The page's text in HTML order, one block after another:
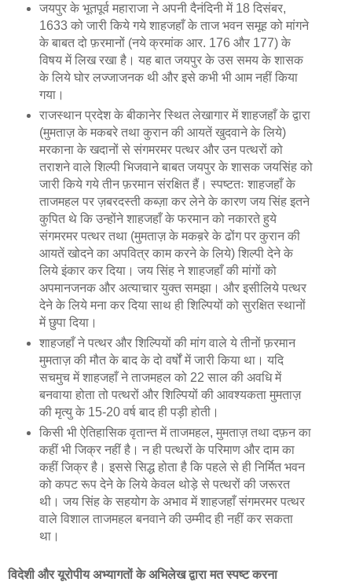
जयपुर के भूतपूर्व महाराजा ने अपनी दैनंदिनी में 18 दिसंबर,
1633 को जारी किये गये शाहजहाँ के ताज भवन समूह को मांगने
के बाबत दो फ़रमानों (नये क्रमांक आर. 176 और 177) के
विषय में लिख रखा है। यह बात जयपुर के उस समय के शासक
के लिये घोर लज्जाजनक थी और इसे कभी भी आम नहीं किया
गया।
राजस्थान प्रदेश के बीकानेर स्थित लेखागार में शाहजहाँ के द्वारा
(मुमताज़ के मकबरे तथा कुरान की आयतें खुदवाने के लिये)
मरकाना के खदानों से संगमरमर पत्थर और उन पत्थरों को
तराशने वाले शिल्पी भिजवाने बाबत जयपुर के शासक जयसिंह को
जारी किये गये तीन फ़रमान संरक्षित हैं। स्पष्टतः शाहजहाँ के
ताजमहल पर ज़बरदस्ती कब्ज़ा कर लेने के कारण जय सिंह इतने
कुपित थे कि उन्होंने शाहजहाँ के फरमान को नकारते हुये
संगमरमर पत्थर तथा (मुमताज़ के मकब़रे के ढोंग पर कुरान की
आयतें खोदने का अपवित्र काम करने के लिये) शिल्पी देने के
लिये इंकार कर दिया। जय सिंह ने शाहजहाँ की मांगों को
अपमानजनक और अत्याचार युक्त समझा। और इसीलिये पत्थर
देने के लिये मना कर दिया साथ ही शिल्पियों को सुरक्षित स्थानों
में छुपा दिया।
शाहजहाँ ने पत्थर और शिल्पियों की मांग वाले ये तीनों फ़रमान
मुमताज़ की मौत के बाद के दो वर्षों में जारी किया था। यदि
सचमुच में शाहजहाँ ने ताजमहल को 22 साल की अवधि में
बनवाया होता तो पत्थरों और शिल्पियों की आवश्यकता मुमताज़
की मृत्यु के 15-20 वर्ष बाद ही पड़ी होती।
किसी भी ऐतिहासिक वृतान्त में ताजमहल, मुमताज़ तथा दफ़न का
कहीं भी जिक्र नहीं है। न ही पत्थरों के परिमाण और दाम का
कहीं जिक्र है। इससे सिद्ध होता है कि पहले से ही निर्मित भवन
को कपट रूप देने के लिये केवल थोड़े से पत्थरों की जरूरत
थी। जय सिंह के सहयोग के अभाव में शाहजहाँ संगमरमर पत्थर
वाले विशाल ताजमहल बनवाने की उम्मीद ही नहीं कर सकता
था।
विदेशी और यूरोपीय अभ्यागतों के अभिलेख द्वारा मत स्‍पष्‍ट करना